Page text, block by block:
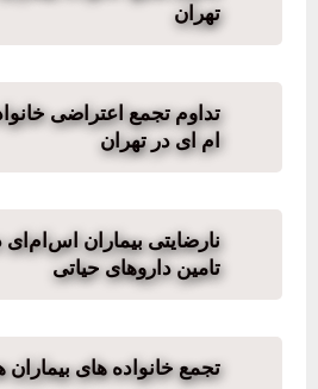
تهران
تداوم تجمع اعتراضی
ام ای در تهران
نارضایتی بیماران
تامین داروهای حیاتی
تجمع خانواده های